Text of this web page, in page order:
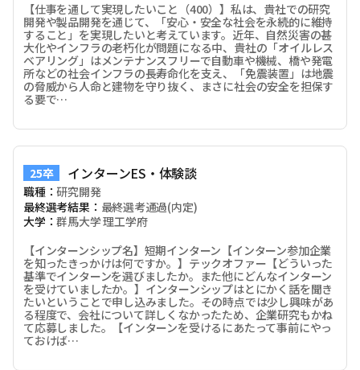
【仕事を通して実現したいこと（400）】私は、貴社での研究
開発や製品開発を通じて、「安心・安全な社会を永続的に維持
すること」を実現したいと考えています。近年、自然災害の甚
大化やインフラの老朽化が問題になる中、貴社の「オイルレス
ベアリング」はメンテナンスフリーで自動車や機械、橋や発電
所などの社会インフラの長寿命化を支え、「免震装置」は地震
の脅威から人命と建物を守り抜く、まさに社会の安全を担保す
る要で…
25卒 インターンES・体験談
職種：研究開発
最終選考結果： 最終選考通過(内定)
大学：群馬大学 理工学府
【インターンシップ名】短期インターン【インターン参加企業
を知ったきっかけは何ですか。】テックオファー【どういった
基準でインターンを選びましたか。また他にどんなインターン
を受けていましたか。】インターンシップはとにかく話を聞き
たいということで申し込みました。その時点では少し興味があ
る程度で、会社について詳しくなかったため、企業研究もかね
て応募しました。【インターンを受けるにあたって事前にやっ
ておけば…